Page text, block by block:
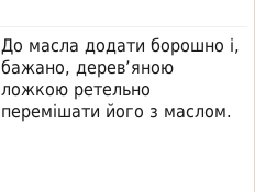
До масла додати борошно і,
бажано, дерев’яною
ложкою ретельно
перемішати його з маслом.